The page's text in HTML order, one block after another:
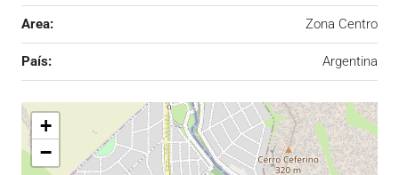
Area: Zona Centro
País: Argentina
+
−